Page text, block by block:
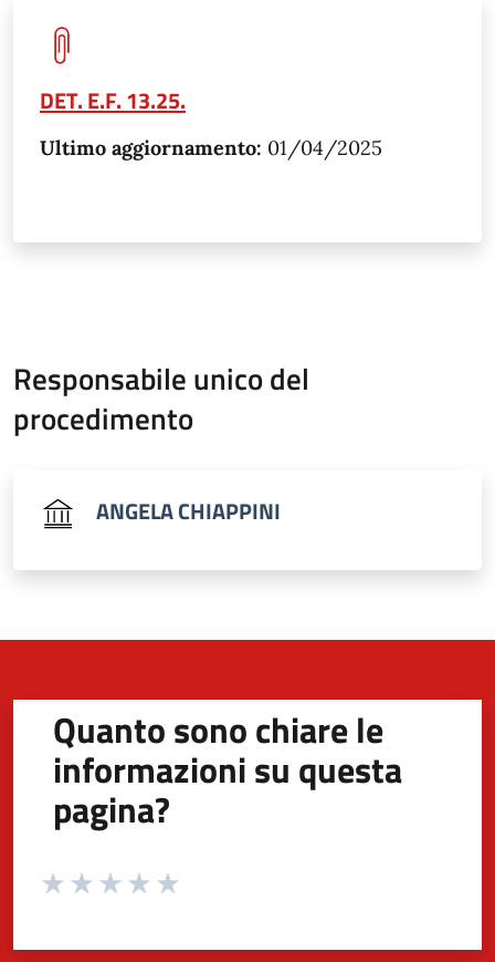
DET. E.F. 13.25.
Ultimo aggiornamento: 01/04/2025
Responsabile unico del
procedimento
ANGELA CHIAPPINI
Quanto sono chiare le
informazioni su questa
pagina?
Valuta da 1 a 5 stelle la pagina